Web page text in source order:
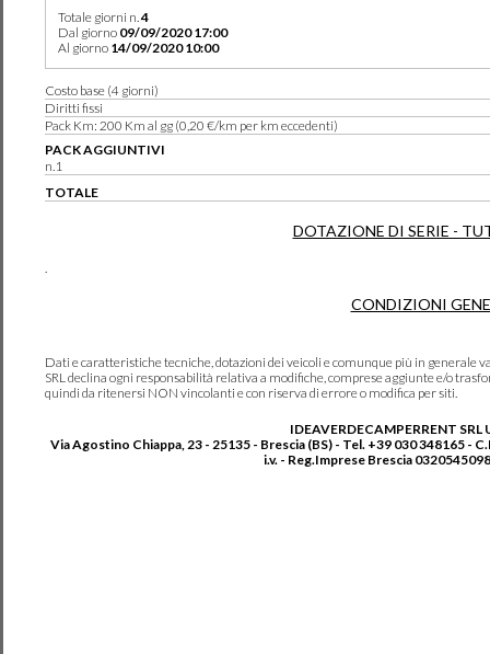
Totale giorni n.4
Dal giorno 09/09/2020 17:00
Al giorno 14/09/2020 10:00
Costo base (4 giorni)
Diritti fissi
Pack Km: 200 Km al gg (0,20 €/km per km eccedenti)
PACK AGGIUNTIVI
n.1
TOTALE
DOTAZIONE DI SERIE -
CONDIZIONI
Dati e caratteristiche tecniche, dotazioni dei veicoli e comunque più in generale
SRL declina ogni responsabilità relativa a modifiche, comprese aggiunte e/o
quindi da ritenersi NON vincolanti e con riserva di errore o modifica per siti.
IDEAVERDECAMPERRENT SRL
Via Agostino Chiappa, 23 - 25135 - Brescia (BS) - Tel. +39 030 348165 -
i.v. - Reg.Imprese Brescia